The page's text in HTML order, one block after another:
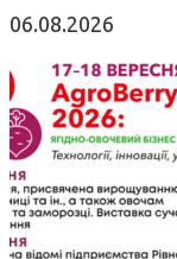
06.08.2026